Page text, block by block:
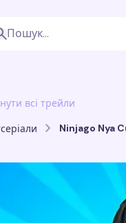
всі трейли
Ninjago Nya